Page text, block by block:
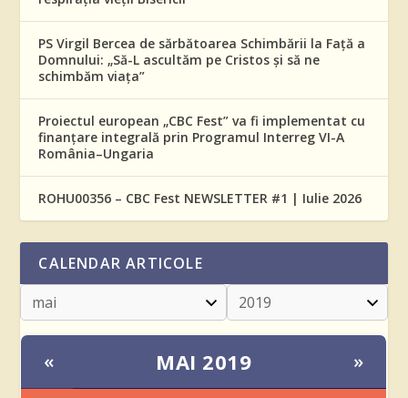
PS Virgil Bercea de sărbătoarea Schimbării la Față a
Domnului: „Să-L ascultăm pe Cristos și să ne
schimbăm viața”
Proiectul european „CBC Fest” va fi implementat cu
finanțare integrală prin Programul Interreg VI-A
România–Ungaria
ROHU00356 – CBC Fest NEWSLETTER #1 | Iulie 2026
CALENDAR ARTICOLE
« MAI 2019 »